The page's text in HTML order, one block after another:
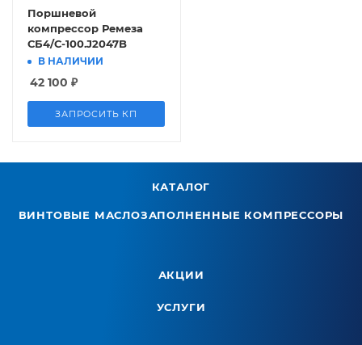
Поршневой
компрессор Ремеза
СБ4/С-100.J2047B
В НАЛИЧИИ
42 100 ₽
ЗАПРОСИТЬ КП
КАТАЛОГ
ВИНТОВЫЕ МАСЛОЗАПОЛНЕННЫЕ КОМПРЕССОРЫ
АКЦИИ
УСЛУГИ